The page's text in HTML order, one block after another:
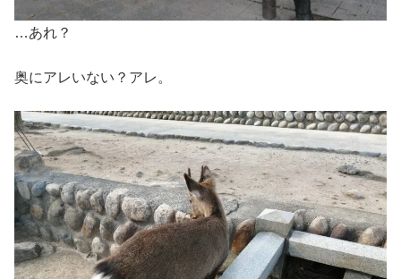
…あれ？
奥にアレいない？アレ。